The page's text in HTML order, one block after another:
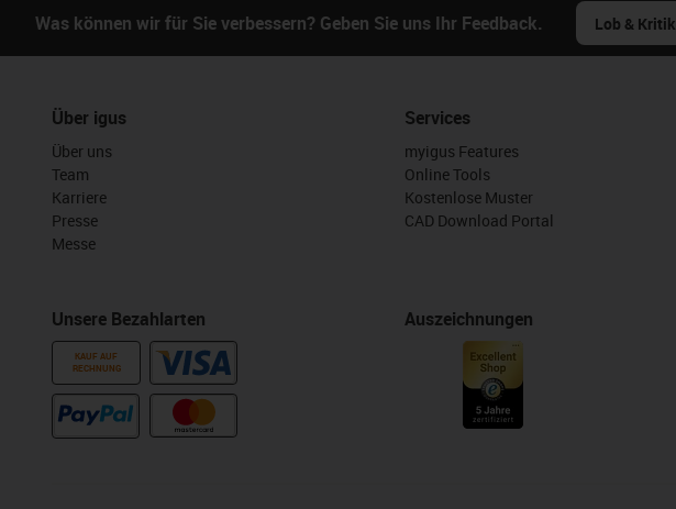
Was können wir für Sie verbessern? Geben Sie uns Ihr Feedback. Lob & Kritik
Über igus
Über uns
Team
Karriere
Presse
Messe
Unsere Bezahlarten
KAUF AUF
RECHNUNG
Services
myigus Features
Online Tools
Kostenlose Muster
CAD Download Portal
Auszeichnungen